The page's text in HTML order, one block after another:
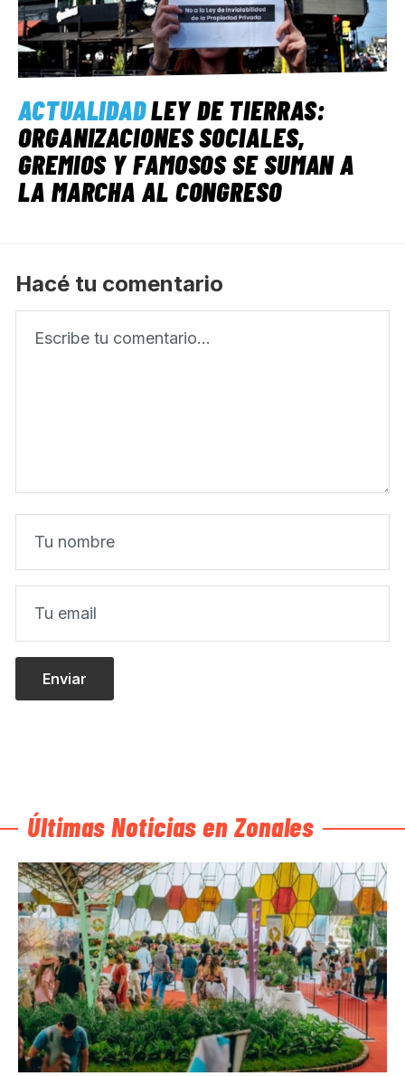
ACTUALIDADLEY DE TIERRAS:
ORGANIZACIONES SOCIALES,
GREMIOS Y FAMOSOS SE SUMAN A
LA MARCHA AL CONGRESO
Hacé tu comentario
Últimas Noticias en Zonales